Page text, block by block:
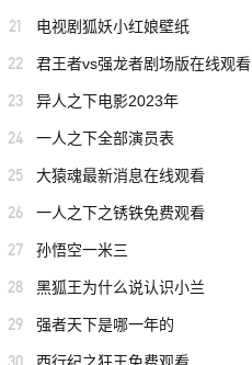
21 电视剧狐妖小红娘壁纸
22 君王者vs强龙者剧场版在线观看
23 异人之下电影2023年
24 一人之下全部演员表
25 大猿魂最新消息在线观看
26 一人之下之锈铁免费观看
27 孙悟空一米三
28 黑狐王为什么说认识小兰
29 强者天下是哪一年的